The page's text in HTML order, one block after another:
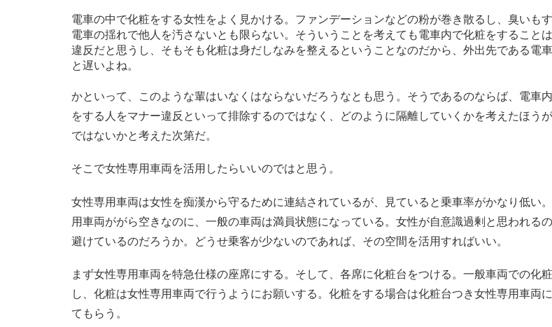
電車の中で化粧をする女性をよく見かける。ファンデーションなどの粉が巻き散るし、臭いもす
電車の揺れで他人を汚さないとも限らない。そういうことを考えても電車内で化粧をすること
違反だと思うし、そもそも化粧は身だしなみを整えるということなのだから、外出先である電
と遅いよね。
かといって、このような輩はいなくはならないだろうなとも思う。そうであるのならば、電車
をする人をマナー違反といって排除するのではなく、どのように隔離していくかを考えたほう
ではないかと考えた次第だ。
そこで女性専用車両を活用したらいいのではと思う。
女性専用車両は女性を痴漢から守るために連結されているが、見ていると乗車率がかなり低い
用車両ががら空きなのに、一般の車両は満員状態になっている。女性が自意識過剰と思われる
避けているのだろうか。どうせ乗客が少ないのであれば、その空間を活用すればいい。
まず女性専用車両を特急仕様の座席にする。そして、各席に化粧台をつける。一般車両での化
し、化粧は女性専用車両で行うようにお願いする。化粧をする場合は化粧台つき女性専用車両
てもらう。